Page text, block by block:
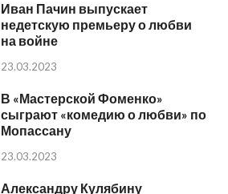
Иван Пачин выпускает
недетскую премьеру о любви
на войне
23.03.2023
В «Мастерской Фоменко»
сыграют «комедию о любви» по
Мопассану
23.03.2023
Александру Кулябину